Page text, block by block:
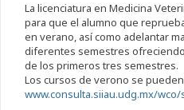
La licenciatura en Medicina
para que el alumno que
en verano, así como adelantar
diferentes semestres
de los primeros tres semestres.
Los cursos de verono se
www.consulta.siiau.udg.mx/